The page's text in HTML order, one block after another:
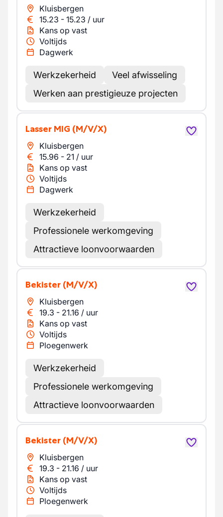
Kluisbergen
15.23 - 15.23 / uur
Kans op vast
Voltijds
Dagwerk
Werkzekerheid
Veel afwisseling
Werken aan prestigieuze projecten
Lasser MIG (M/V/X)
Kluisbergen
15.96 - 21 / uur
Kans op vast
Voltijds
Dagwerk
Werkzekerheid
Professionele werkomgeving
Attractieve loonvoorwaarden
Bekister (M/V/X)
Kluisbergen
19.3 - 21.16 / uur
Kans op vast
Voltijds
Ploegenwerk
Werkzekerheid
Professionele werkomgeving
Attractieve loonvoorwaarden
Bekister (M/V/X)
Kluisbergen
19.3 - 21.16 / uur
Kans op vast
Voltijds
Ploegenwerk